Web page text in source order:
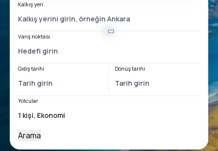
Kalkış yeri
Varış noktası
Gidiş tarihi Dönüş tarihi
Yolcular
Arama